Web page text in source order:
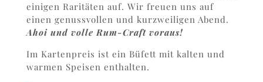
einigen Raritäten auf. Wir freuen uns auf
einen genussvollen und kurzweiligen Abend.
Ahoi und volle Rum-Craft voraus!
Im Kartenpreis ist ein Büfett mit kalten und
warmen Speisen enthalten.